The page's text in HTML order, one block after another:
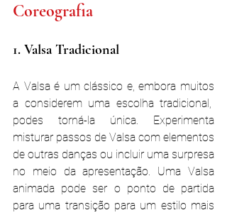
Coreografia
1. Valsa Tradicional
A Valsa é um clássico e, embora muitos
a considerem uma escolha tradicional,
podes torná-la única. Experimenta
misturar passos de Valsa com elementos
de outras danças ou incluir uma surpresa
no meio da apresentação. Uma Valsa
animada pode ser o ponto de partida
para uma transição para um estilo mais